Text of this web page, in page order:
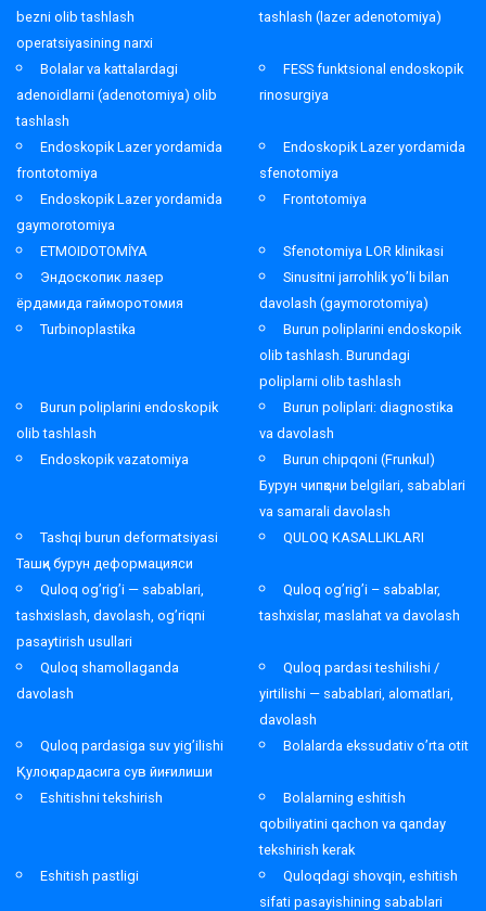
bezni olib tashlash
operatsiyasining narxi
tashlash (lazer adenotomiya)
Bolalar va kattalardagi
adenoidlarni (adenotomiya) olib
tashlash
FESS funktsional endoskopik
rinosurgiya
Endoskopik Lazer yordamida
frontotomiya
Endoskopik Lazer yordamida
sfenotomiya
Endoskopik Lazer yordamida
gaymorotomiya
Frontotomiya
ETMOIDOTOMİYA
Sfenotomiya LOR klinikasi
Эндоскопик лазер
ёрдамида гайморотомия
Sinusitni jarrohlik yo’li bilan
davolash (gaymorotomiya)
Turbinoplastika
Burun poliplarini endoskopik
olib tashlash. Burundagi
poliplarni olib tashlash
Burun poliplarini endoskopik
olib tashlash
Burun poliplari: diagnostika
va davolash
Endoskopik vazatomiya
Burun chipqoni (Frunkul)
Бурун чипқони belgilari, sabablari
va samarali davolash
Tashqi burun deformatsiyasi
Ташқи бурун деформацияси
QULOQ KASALLIKLARI
Quloq og’rig’i — sabablari,
tashxislash, davolash, og’riqni
pasaytirish usullari
Quloq og’rig’i – sabablar,
tashxislar, maslahat va davolash
Quloq shamollaganda
davolash
Quloq pardasi teshilishi /
yirtilishi — sabablari, alomatlari,
davolash
Quloq pardasiga suv yig’ilishi
Қулоқ пардасига сув йиғилиши
Bolalarda ekssudativ o’rta otit
Eshitishni tekshirish
Bolalarning eshitish
qobiliyatini qachon va qanday
tekshirish kerak
Eshitish pastligi
Quloqdagi shovqin, eshitish
sifati pasayishining sabablari